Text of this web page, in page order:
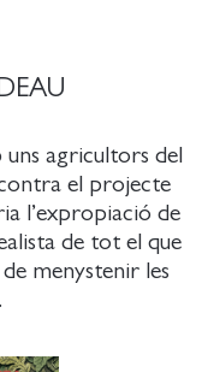
agricultors del
el projecte
l’expropiació de
de tot el que
menystenir les